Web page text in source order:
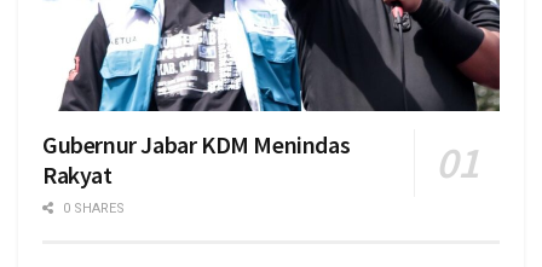
Gubernur Jabar KDM Menindas
Rakyat
0 SHARES